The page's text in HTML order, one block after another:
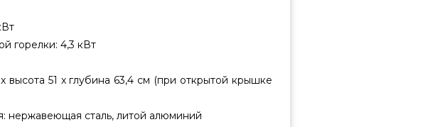
горелки: 4,3 кВт
высота 51 x глубина 63,4 см (при открытой крышке
нержавеющая сталь, литой алюминий